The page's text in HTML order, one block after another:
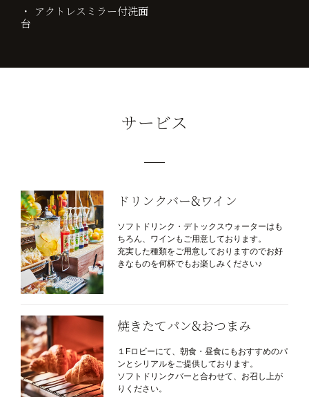
アクトレスミラー付洗面
台
サービス
ドリンクバー&ワイン
ソフトドリンク・デトックスウォーターはも
ちろん、ワインもご用意しております。
充実した種類をご用意しておりますのでお好
きなものを何杯でもお楽しみください♪
焼きたてパン&おつまみ
１Fロビーにて、朝食・昼食にもおすすめのパ
ンとシリアルをご提供しております。
ソフトドリンクバーと合わせて、お召し上が
りください。